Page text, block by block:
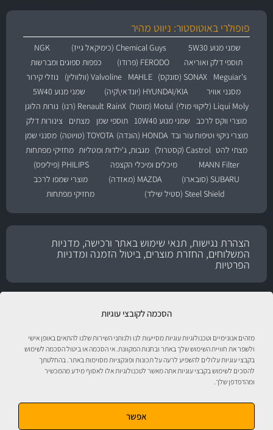
הסכמה לקובצי עוגיות
מזהים אנונימיים וטכנולוגיות עוגיות מסייעות לנו ולנותני השירות שלנו להתאים באופן אישי
ולשפר את חוויית השימוש שלך באתר ובחנות המקוונת. אי הסכמה או ביטול הסכמה לשימוש
בקבצי עוגיות עלולים להשפיע לרעה על תכונות ופונקציות מסוימות באתר. בהחלטתך
להסכים לשימוש בקבצי עוגיות אתה מאשר לטכנולוגיות אלו לאסוף מידע מהמכשיר
ומהדפדפן שלך.
אפשר
פופולרי באוטוסטור: ניווט מהיר
שמני מנוע 5W30 Chemical Guys (כימיקאל גייז)
NGK
תוספי דלק ואוריאה
FERODO (פרודו)
כפפות ספוגים ומברשות
Meguiar's
SONAX (סונקס) MAHLE Valvoline (וולוולין)
נוזלי קירור
מסנני אוויר
HYUNDAI/KIA (יונדאי\קיה)
שמני מנוע 5W40
Liqui Moly (ליקווי מולי)
Motul (מוטול) RainX Renault (רנו)
נורות הלוגן
מוצרי ווקס לרכב
שמני מנוע 10W40 תוספי שמן מצתים
צינורות דלק
מוצרי ניקוי וטיפוח עור ובד HONDA (הונדה) TOYOTA (טויוטה)
מסנני שמן
מצתי להט Castrol (קסטרול) מגבות, ג'ילדות ומטליות מחזיקי מפתחות
MANN Filter
מיכלים ומיכלי הקצפה
PHILIPS (פיליפס)
SUBARU (סובארו)
MAZDA (מאזדה)
מוצרי שמפו לרכב
Steel Shield (סטיל שילד)
מחזיקי מפתחות
הצהרת נגישות, תנאי שימוש באתר ורכישה, מדניות
המשלוחים, החזרת מוצרים, ביטול הזמנה ומדניות
הפרטיות